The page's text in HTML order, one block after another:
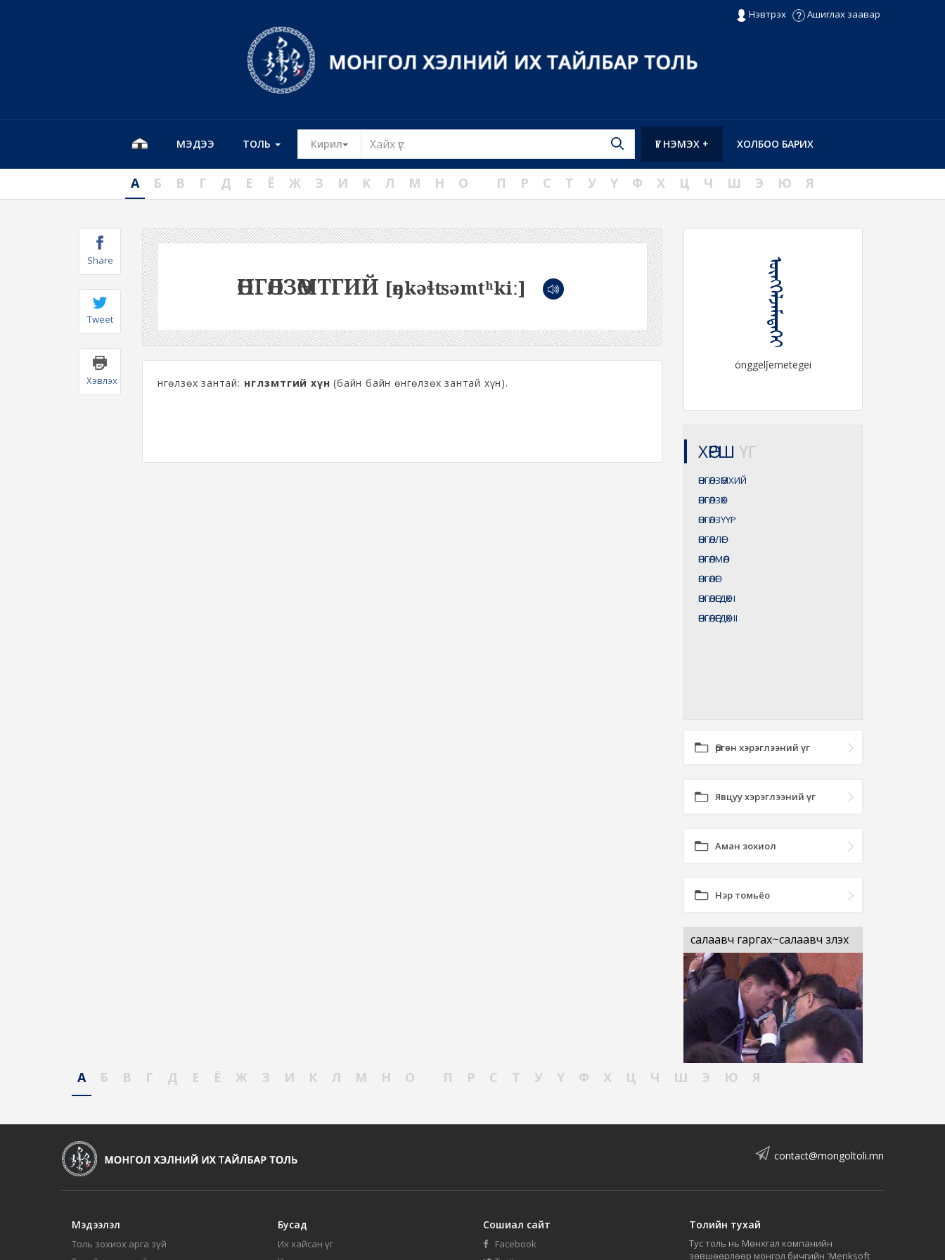
Нэвтрэх Ашиглах заавар
МЭДЭЭ ТОЛЬ Кирил Toggle Dropdown ХОЛБОО БАРИХ
ҮГ НЭМЭХ +
А Б В Г Д Е Ё Ж З И К Л М Н О П Р С Т У Ү Ф Х Ц Ч Ш Э Ю Я
Share
Tweet
Хэвлэх
ӨНГӨЛЗӨМТГИЙ [өŋkəɬʦəmtʰkiː]
Өнгөлзөх зантай: өнгөлзөмтгий хүн (байн байн өнгөлзөх зантай хүн).
ᠥᠩᠭᠡᠯᠵᠡᠮᠡᠲᠡᠭᠡᠶ
önggelǰemetegei
ХӨРШ ҮГ
ӨНГӨЛЗӨМХИЙ
ӨНГӨЛЗӨХ
ӨНГӨЛЗҮҮР
ӨНГӨЛЛӨГ
ӨНГӨЛМӨЛ
ӨНГӨЛӨГ
ӨНГӨЛӨГДӨХI
ӨНГӨЛӨГДӨХII
Өргөн хэрэглээний үг
Явцуу хэрэглээний үг
Аман зохиол
Нэр томьёо
салаавч гаргах~салаавч үзүүлэх
А Б В Г Д Е Ё Ж З И К Л М Н О П Р С Т У Ү Ф Х Ц Ч Ш Э Ю Я
contact@mongoltoli.mn
Мэдээлэл
Толь зохиох арга зүй
Бусад
Их хайсан үг
Сошиал сайт
Facebook
Толийн тухай
Тус толь нь Мөнхгал компанийн
зөвшөөрлөөр монгол бичгийн 'Menksoft